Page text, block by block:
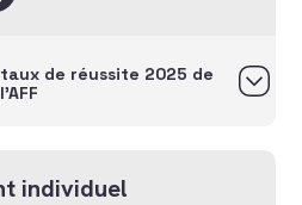
de réussite 2025 de
l’AFF
individuel